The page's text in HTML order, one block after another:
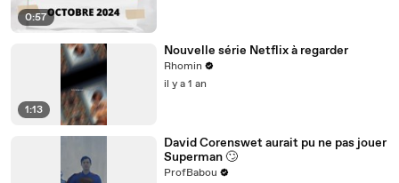
0:57
1:13
Nouvelle série Netflix à regarder
Rhomin
il y a 1 an
David Corenswet aurait pu ne pas jouer
Superman 🙄
ProfBabou